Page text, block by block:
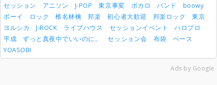
セッション アニソン J-POP 東京事変 ボカロ バンド
boowy
ボーイ
ロック 椎名林檎 邦楽 初心者大歓迎 邦楽ロック
東京
ヨルシカ
J-ROCK ライブハウス セッションイベント
ハロプロ
平成
ずっと真夜中でいいのに。 セッション会 布袋
ベース
YOASOBI
Ads by Google